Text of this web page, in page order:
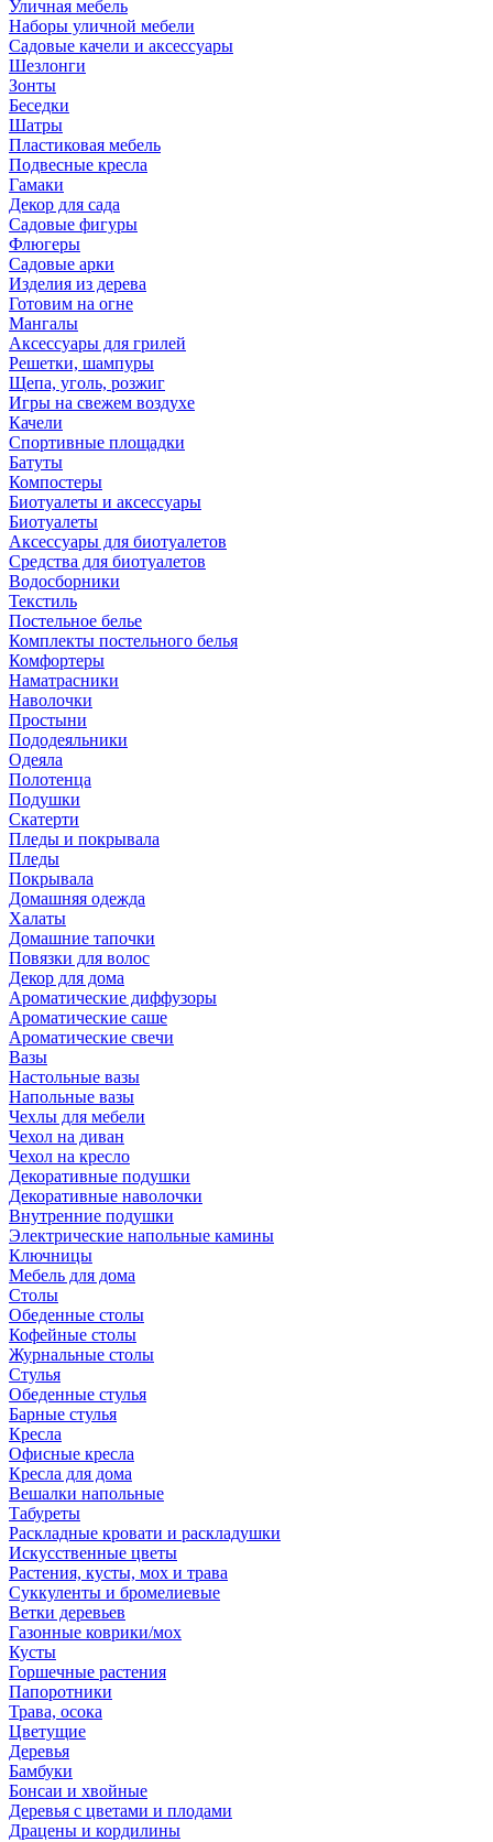
Уличная мебель
Наборы уличной мебели
Садовые качели и аксессуары
Шезлонги
Зонты
Беседки
Шатры
Пластиковая мебель
Подвесные кресла
Гамаки
Декор для сада
Садовые фигуры
Флюгеры
Садовые арки
Изделия из дерева
Готовим на огне
Мангалы
Аксессуары для грилей
Решетки, шампуры
Щепа, уголь, розжиг
Игры на свежем воздухе
Качели
Спортивные площадки
Батуты
Компостеры
Биотуалеты и аксессуары
Биотуалеты
Аксессуары для биотуалетов
Средства для биотуалетов
Водосборники
Текстиль
Постельное белье
Комплекты постельного белья
Комфортеры
Наматрасники
Наволочки
Простыни
Пододеяльники
Одеяла
Полотенца
Подушки
Скатерти
Пледы и покрывала
Пледы
Покрывала
Домашняя одежда
Халаты
Домашние тапочки
Повязки для волос
Декор для дома
Ароматические диффузоры
Ароматические саше
Ароматические свечи
Вазы
Настольные вазы
Напольные вазы
Чехлы для мебели
Чехол на диван
Чехол на кресло
Декоративные подушки
Декоративные наволочки
Внутренние подушки
Электрические напольные камины
Ключницы
Мебель для дома
Столы
Обеденные столы
Кофейные столы
Журнальные столы
Стулья
Обеденные стулья
Барные стулья
Кресла
Офисные кресла
Кресла для дома
Вешалки напольные
Табуреты
Раскладные кровати и раскладушки
Искусственные цветы
Растения, кусты, мох и трава
Суккуленты и бромелиевые
Ветки деревьев
Газонные коврики/мох
Кусты
Горшечные растения
Папоротники
Трава, осока
Цветущие
Деревья
Бамбуки
Бонсаи и хвойные
Деревья с цветами и плодами
Драцены и кордилины